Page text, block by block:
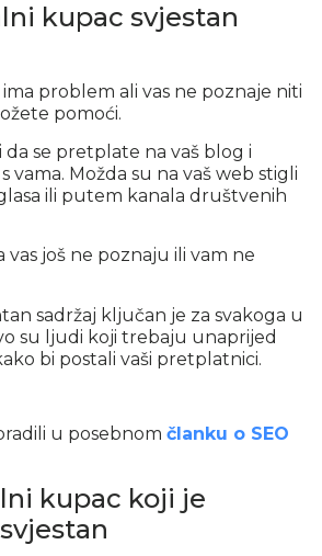
kupac svjestan
problem ali vas ne poznaje niti
pomoći.
da se pretplate na vaš blog i
vama. Možda su na vaš web stigli
ili putem kanala društvenih
vas još ne poznaju ili vam ne
sadržaj ključan je za svakoga u
su ljudi koji trebaju unaprijed
bi postali vaši pretplatnici.
u posebnomčlanku o SEO
kupac koji je